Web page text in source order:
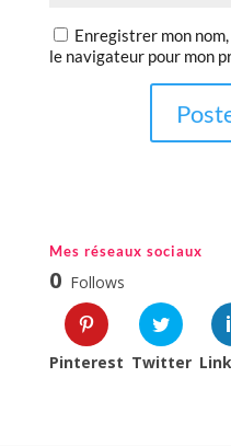
Enregistrer mon
le navigateur pour mon
Mes réseaux sociaux
0 Follows
Pinterest Twitter